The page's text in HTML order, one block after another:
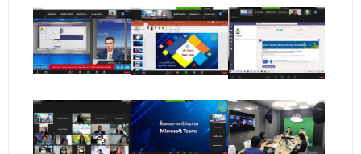
ข่าว
- ข่าวประชาสัมพันธ์
- กิจกรรม
- ข่าวประชาสัมพันธ์ภายนอก
- ทุน/สมัครงาน/ศึกษาต่อ